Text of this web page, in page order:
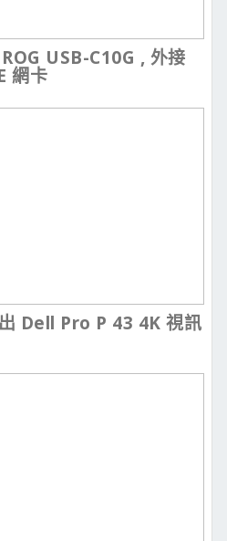
USB-C10G , 外接
網卡
Dell Pro P 43 4K 視訊